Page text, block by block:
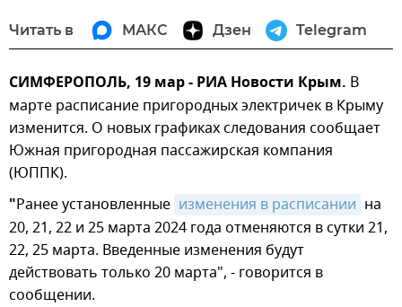
Читать в МАКС Дзен Telegram
СИМФЕРОПОЛЬ, 19 мар - РИА Новости Крым. В
марте расписание пригородных электричек в Крыму
изменится. О новых графиках следования сообщает
Южная пригородная пассажирская компания
(ЮППК).
"Ранее установленные изменения в расписании на
20, 21, 22 и 25 марта 2024 года отменяются в сутки 21,
22, 25 марта. Введенные изменения будут
действовать только 20 марта", - говорится в
сообщении.